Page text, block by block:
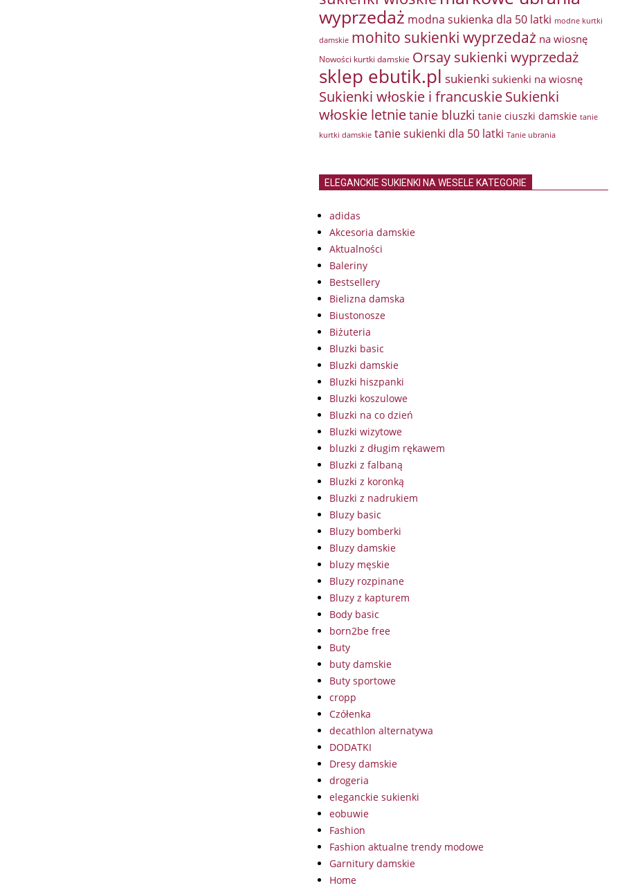
wyprzedaż modna sukienka dla 50 latki modne kurtki
damskie mohito sukienki wyprzedaż na wiosnę
Nowości kurtki damskie Orsay sukienki wyprzedaż
sklep ebutik.pl sukienki sukienki na wiosnę
Sukienki włoskie i francuskieSukienki
włoskie letnietanie bluzki tanie ciuszki damskie tanie
kurtki damskie tanie sukienki dla 50 latki Tanie ubrania
ELEGANCKIE SUKIENKI NA WESELE KATEGORIE
adidas
Akcesoria damskie
Aktualności
Baleriny
Bestsellery
Bielizna damska
Biustonosze
Biżuteria
Bluzki basic
Bluzki damskie
Bluzki hiszpanki
Bluzki koszulowe
Bluzki na co dzień
Bluzki wizytowe
bluzki z długim rękawem
Bluzki z falbaną
Bluzki z koronką
Bluzki z nadrukiem
Bluzy basic
Bluzy bomberki
Bluzy damskie
bluzy męskie
Bluzy rozpinane
Bluzy z kapturem
Body basic
born2be free
Buty
buty damskie
Buty sportowe
cropp
Czółenka
decathlon alternatywa
DODATKI
Dresy damskie
drogeria
eleganckie sukienki
eobuwie
Fashion
Fashion aktualne trendy modowe
Garnitury damskie
Home